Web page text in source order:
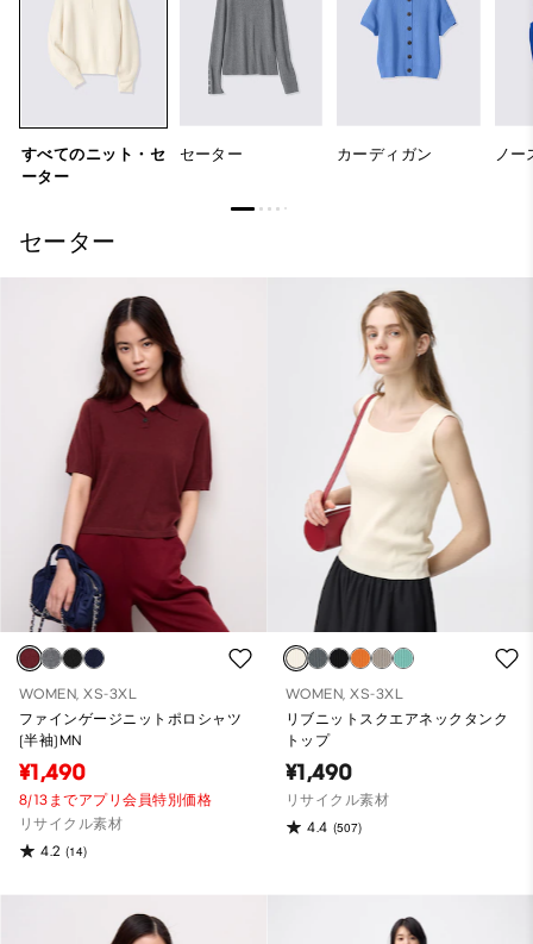
すべてのニット・セ
ーター
セーター カーディガン ノ
セーター
WOMEN, XS-3XL
ファインゲージニットポロシャツ
(半袖)MN
¥1,490
8/13までアプリ会員特別価格
リサイクル素材
4.2 (14)
WOMEN, XS-3XL
リブニットスクエアネックタンク
トップ
¥1,490
リサイクル素材
4.4 (507)